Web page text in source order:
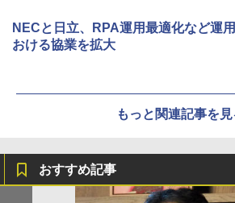
NECと日立、RPA運用最適化など運
おける協業を拡大
もっと関連記事を見
おすすめ記事